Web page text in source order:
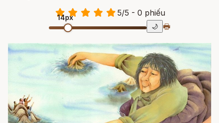
5/5 - 0 phiếu
14px
🌙 🖶